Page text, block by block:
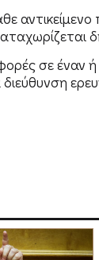
σε έναν
διεύθυνση